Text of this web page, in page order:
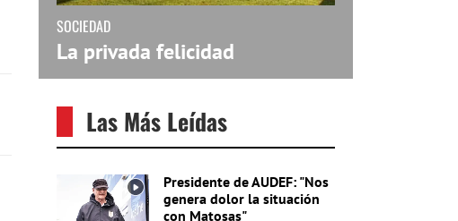
SOCIEDAD
La privada felicidad
Las Más Leídas
Presidente de AUDEF: "Nos
genera dolor la situación
con Matosas"